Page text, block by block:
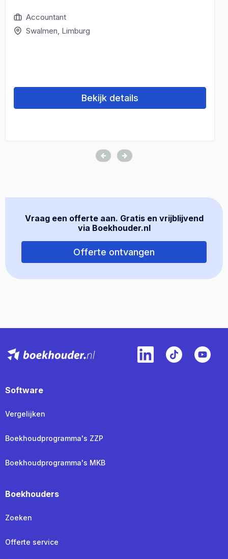
Accountant
Swalmen, Limburg
Bekijk details
Vraag een offerte aan. Gratis en vrijblijvend
via Boekhouder.nl
Offerte ontvangen
Software
Vergelijken
Boekhoudprogramma's ZZP
Boekhoudprogramma's MKB
Boekhouders
Zoeken
Offerte service